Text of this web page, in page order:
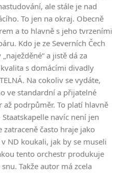
ale stále je nad
To jen na okraj. Obecně
a to hlavně s jeho tvrzeními
Kdo je ze Severních Čech
a jistě dá za
s domácími divadly
Na cokoliv se vydáte,
ve standardní a přijatelné
podrpůměr. To platí hlavně
navíc není jen
často hraje jako
ND koukali, jak by se museli
tento orchestr produkuje
Takže autor má zcela